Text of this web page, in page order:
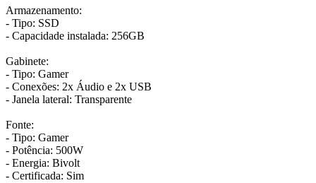
Armazenamento:
- Tipo: SSD
- Capacidade instalada: 256GB
Gabinete:
- Tipo: Gamer
- Conexões: 2x Áudio e 2x USB
- Janela lateral: Transparente
Fonte:
- Tipo: Gamer
- Potência: 500W
- Energia: Bivolt
- Certificada: Sim